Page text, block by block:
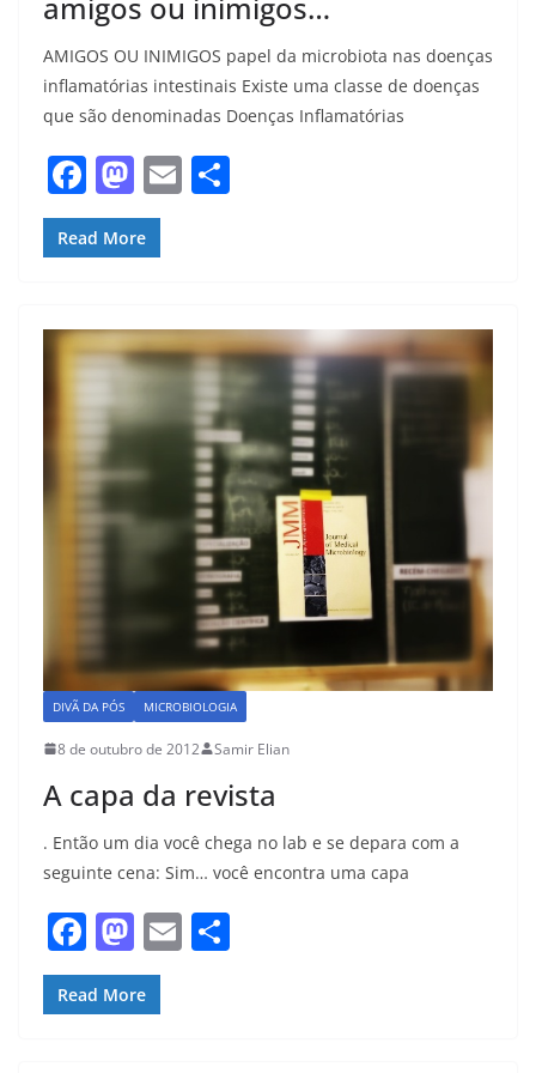
AMIGOS OU INIMIGOS papel da microbiota nas doenças
inflamatórias intestinais Existe uma classe de doenças
que são denominadas Doenças Inflamatórias
F
a
c
b
o
o
k
M
a
st
d
o
n
E
Read More
DIVÃ DA PÓS MICROBIOLOGIA
8 de outubro de 2012 Samir Elian
A capa da revista
. Então um dia você chega no lab e se depara com a
seguinte cena: Sim… você encontra uma capa
F
a
c
M
a
st
E
Read More